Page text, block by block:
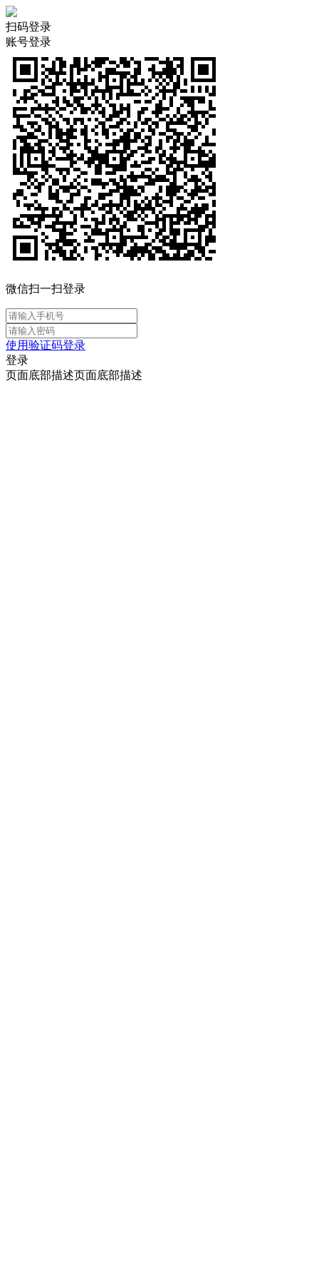
扫码登录
账号登录
微信扫一扫登录
使用验证码登录
登录
页面底部描述页面底部描述